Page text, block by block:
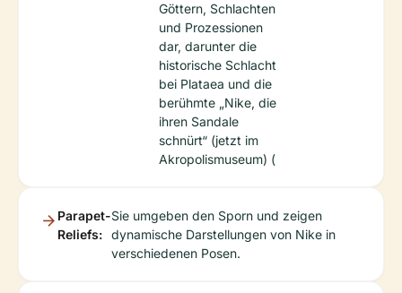
Göttern, Schlachten
und Prozessionen
dar, darunter die
historische Schlacht
bei Plataea und die
berühmte „Nike, die
ihren Sandale
schnürt“ (jetzt im
Akropolismuseum) (
Parapet-
Reliefs:
Sie umgeben den Sporn und zeigen
dynamische Darstellungen von Nike in
verschiedenen Posen.